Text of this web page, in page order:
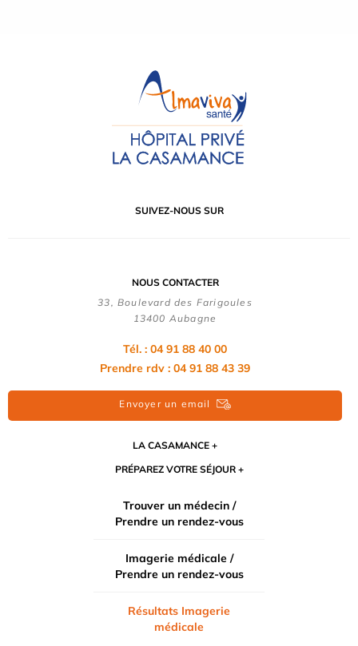
SUIVEZ-NOUS SUR
NOUS CONTACTER
33, Boulevard des Farigoules
13400 Aubagne
Tél. : 04 91 88 40 00
Prendre rdv : 04 91 88 43 39
Envoyer un email
LA CASAMANCE
PRÉPAREZ VOTRE SÉJOUR
Trouver un médecin /
Prendre un rendez-vous
Imagerie médicale /
Prendre un rendez-vous
Résultats Imagerie
médicale